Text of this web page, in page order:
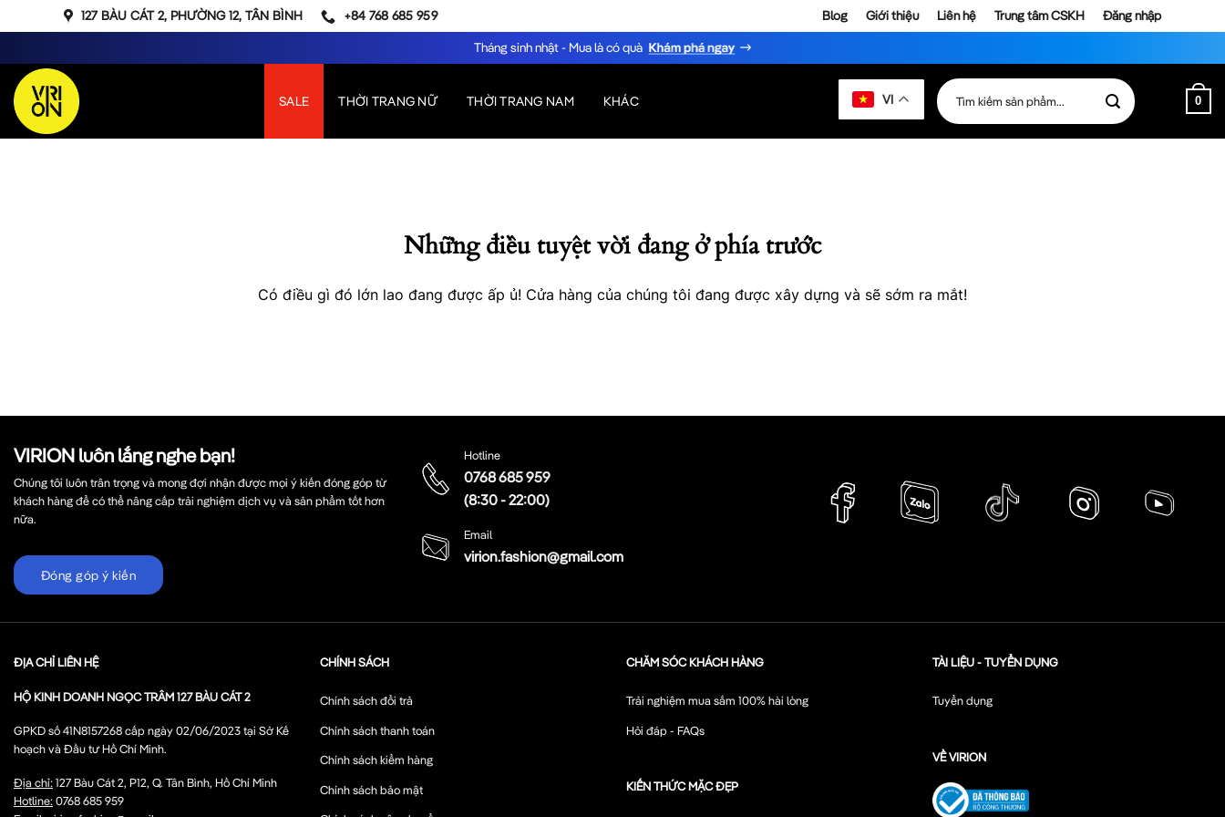
qua
dung
127 BÀU CÁT 2, PHƯỜNG 12, TÂN BÌNH +84 768 685 959 Blog Giới thiệu Liên hệ Trung tâm CSKH
Đăng nhập
Tháng sinh nhật - Mua là có quà
SALE THỜI TRANG NỮ THỜI TRANG NAM KHÁC VI
Tìm
kiếm:
0
Những điều tuyệt vời đang ở phía trước
Có điều gì đó lớn lao đang được ấp ủ! Cửa hàng của chúng tôi đang được xây dựng và sẽ sớm ra mắt!
VIRION luôn lắng nghe bạn!
Chúng tôi luôn trân trọng và mong đợi nhận được mọi ý kiến đóng góp từ
khách hàng để có thể nâng cấp trải nghiệm dịch vụ và sản phẩm tốt hơn
nữa.
Đóng góp ý kiến
Hotline
0768 685 959
(8:30 - 22:00)
Email
virion.fashion@gmail.com
ĐỊA CHỈ LIÊN HỆ
HỘ KINH DOANH NGỌC TRÂM 127 BÀU CÁT 2
GPKD số 41N8157268 cấp ngày 02/06/2023 tại Sở Kế
hoạch và Đầu tư Hồ Chí Minh.
Địa chỉ:127 Bàu Cát 2, P12, Q. Tân Bình, Hồ Chí Minh
Hotline:0768 685 959
CHÍNH SÁCH
Chính sách đổi trả
Chính sách thanh toán
Chính sách kiểm hàng
Chính sách bảo mật
CHĂM SÓC KHÁCH HÀNG
Trải nghiệm mua sắm 100% hài lòng
Hỏi đáp - FAQs
KIẾN THỨC MẶC ĐẸP
TÀI LIỆU - TUYỂN DỤNG
Tuyển dụng
VỀ VIRION